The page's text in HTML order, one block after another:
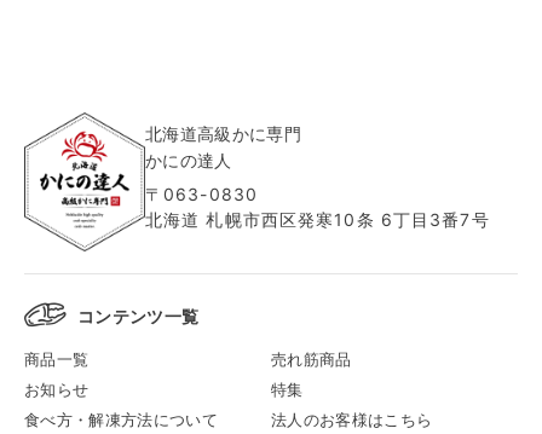
北海道高級かに専門
かにの達人
〒063-0830
北海道 札幌市西区発寒10条 6丁目3番7号
コンテンツ一覧
商品一覧
売れ筋商品
お知らせ
特集
食べ方・解凍方法について
法人のお客様はこちら